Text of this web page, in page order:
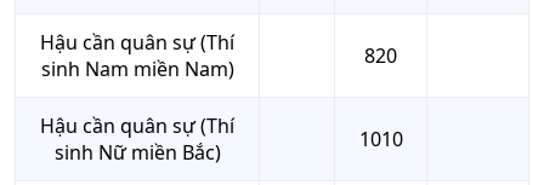
Hậu cần quân sự (Thí
sinh Nam miền Nam)
820
Hậu cần quân sự (Thí
sinh Nữ miền Bắc)
1010